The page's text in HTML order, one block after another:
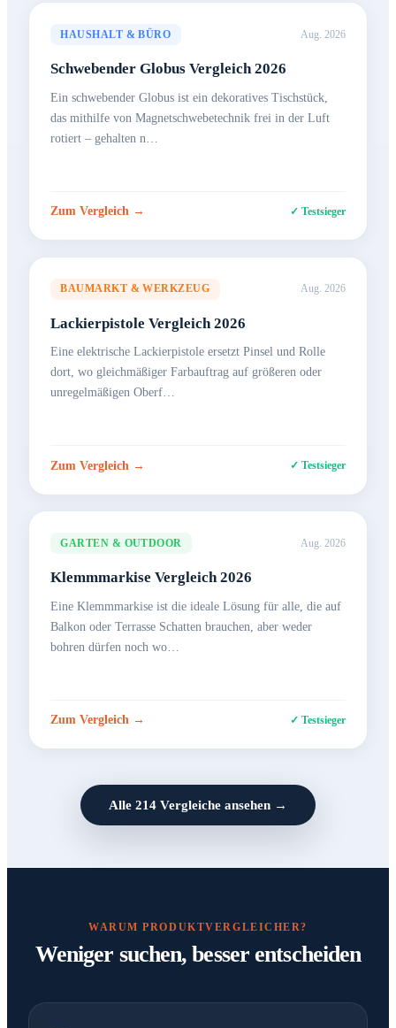
HAUSHALT & BÜRO Aug. 2026
Schwebender Globus Vergleich 2026
Ein schwebender Globus ist ein dekoratives Tischstück,
das mithilfe von Magnetschwebetechnik frei in der Luft
rotiert – gehalten n…
Zum Vergleich → ✓ Testsieger
BAUMARKT & WERKZEUG Aug. 2026
Lackierpistole Vergleich 2026
Eine elektrische Lackierpistole ersetzt Pinsel und Rolle
dort, wo gleichmäßiger Farbauftrag auf größeren oder
unregelmäßigen Oberf…
Zum Vergleich → ✓ Testsieger
GARTEN & OUTDOOR Aug. 2026
Klemmmarkise Vergleich 2026
Eine Klemmmarkise ist die ideale Lösung für alle, die auf
Balkon oder Terrasse Schatten brauchen, aber weder
bohren dürfen noch wo…
Zum Vergleich → ✓ Testsieger
Alle 214 Vergleiche ansehen →
WARUM PRODUKTVERGLEICHER?
Weniger suchen, besser entscheiden